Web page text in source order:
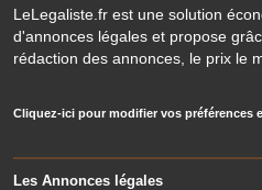
LeLegaliste.fr est une solution
d'annonces légales et propose
rédaction des annonces, le prix le
Cliquez-ici pour modifier vos préférences
Les Annonces légales